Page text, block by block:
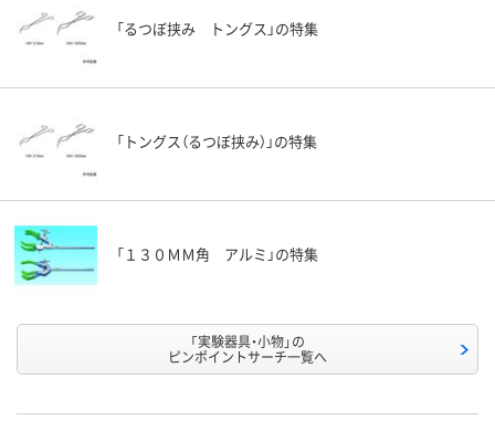
「るつぼ挟み トングス」の特集
「トングス（るつぼ挟み）」の特集
「１３０ＭＭ角 アルミ」の特集
「実験器具・小物」の
ピンポイントサーチ一覧へ